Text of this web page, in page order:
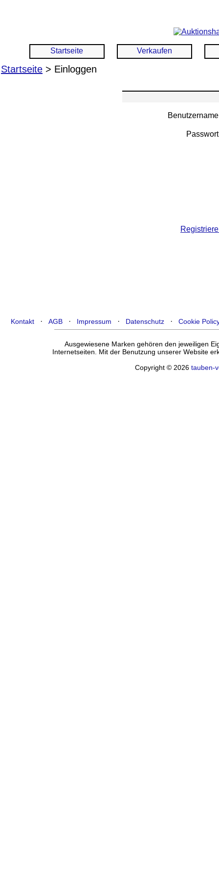
Startseite Verkaufen
Startseite > Einloggen
Kontakt ·AGB · Impressum · Datenschutz ·Cookie
Ausgewiesene Marken gehören den jeweiligen
Internetseiten. Mit der Benutzung unserer Website
Copyright © 2026tauben-